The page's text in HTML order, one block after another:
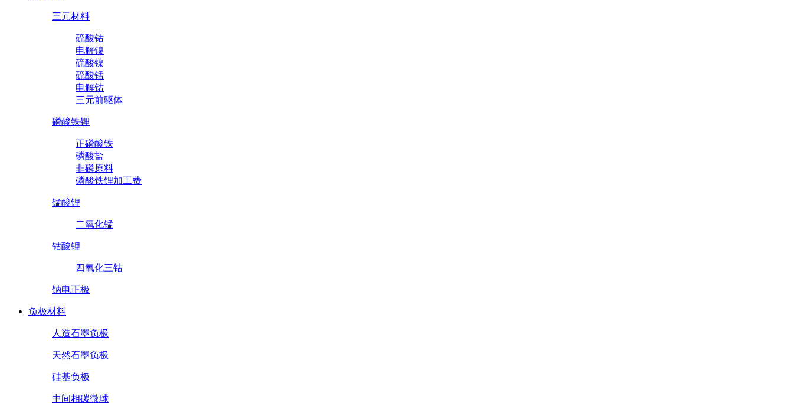
三元材料
硫酸钴
电解镍
硫酸镍
硫酸锰
电解钴
三元前驱体
磷酸铁锂
正磷酸铁
磷酸盐
非磷原料
磷酸铁锂加工费
锰酸锂
二氧化锰
钴酸锂
四氧化三钴
钠电正极
负极材料
人造石墨负极
天然石墨负极
硅基负极
中间相碳微球